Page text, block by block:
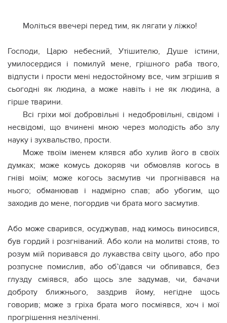
Моліться ввечері перед тим, як лягати у ліжко!
Господи, Царю небесний, Утішителю, Душе істини,
умилосердися і помилуй мене, грішного раба твого,
відпусти і прости мені недостойному все, чим згрішив я
сьогодні як людина, а може навіть і не як людина, а
гірше тварини.
Всі гріхи мої добровільні і недобровільні, свідомі і
несвідомі, що вчинені мною через молодість або злу
науку і зухвальство, прости.
Може твоїм іменем клявся або хулив його в своїх
думках; може комусь докоряв чи обмовляв когось в
гніві моїм; може когось засмутив чи прогнівався на
нього; обманював і надмірно спав; або убогим, що
заходив до мене, погордив чи брата мого засмутив.
Або може сварився, осуджував, над кимось виносився,
був гордий і розгніваний. Або коли на молитві стояв, то
розум мій поривався до лукавства світу цього, або про
розпусне помислив, або об’їдався чи обпивався, без
глузду сміявся, або щось зле задумав, чи, бачачи
доброту ближнього, заздрив йому, негідне щось
говорив; може з гріха брата мого посміявся, хоч і мої
прогрішення незліченні.